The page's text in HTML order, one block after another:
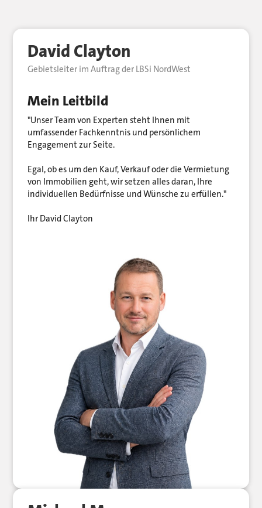
David Clayton
Gebietsleiter im Auftrag der LBSi NordWest
Mein Leitbild
"Unser Team von Experten steht Ihnen mit
umfassender Fachkenntnis und persönlichem
Engagement zur Seite.
Egal, ob es um den Kauf, Verkauf oder die Vermietung
von Immobilien geht, wir setzen alles daran, Ihre
individuellen Bedürfnisse und Wünsche zu erfüllen."
Ihr David Clayton